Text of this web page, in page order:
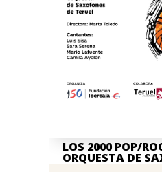
LOS 2000 POP/
ORQUESTA DE
TERUEL